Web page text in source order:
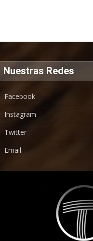
Nuestras Redes
Facebook
Instagram
Twitter
Email